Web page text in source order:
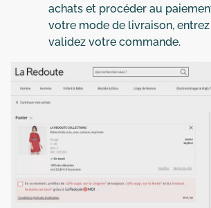
achats et procéder au
votre mode de livraison,
validez votre commande.